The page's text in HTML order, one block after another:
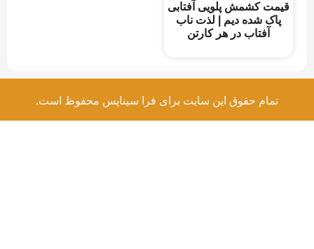
قیمت کشمش پلویی آفتابی
پاک شده دیم | لذت ناب
آفتاب در هر کارتن
تمام حقوق این سایت برای فرا سیناپس محفوظ است.